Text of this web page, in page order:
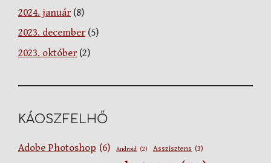
2024. január(8)
2023. december(5)
2023. október(2)
KÁOSZFELHŐ
Adobe Photoshop (6) Android (2) Asszisztens (3)